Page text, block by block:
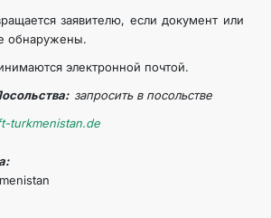
заявителю, если документ или
обнаружены.
электронной почтой.
запросить в посольстве
turkmenistan.de